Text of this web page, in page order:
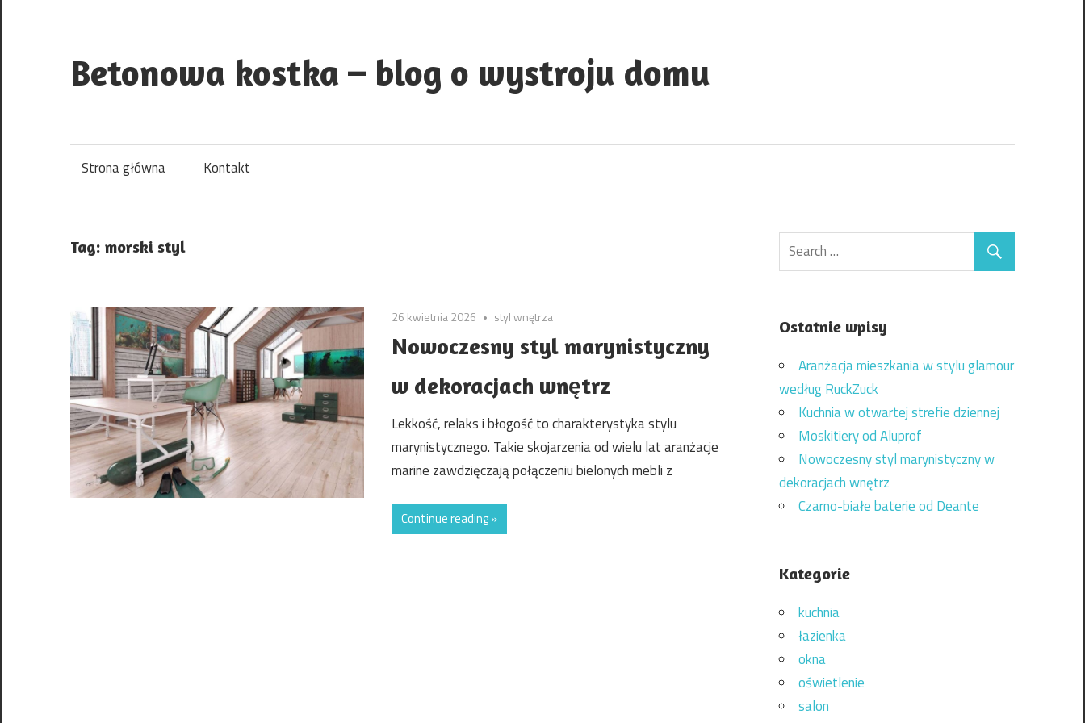
content
Betonowa kostka – blog o wystroju domu
Strona główna Kontakt
Tag: morski styl
26 kwietnia 2026 styl wnętrza
Nowoczesny styl marynistyczny
w dekoracjach wnętrz
Lekkość, relaks i błogość to charakterystyka stylu
marynistycznego. Takie skojarzenia od wielu lat aranżacje
marine zawdzięczają połączeniu bielonych mebli z
Continue reading »
Ostatnie wpisy
Aranżacja mieszkania w stylu glamour
według RuckZuck
Kuchnia w otwartej strefie dziennej
Moskitiery od Aluprof
Nowoczesny styl marynistyczny w
dekoracjach wnętrz
Czarno-białe baterie od Deante
Kategorie
kuchnia
łazienka
okna
oświetlenie
salon